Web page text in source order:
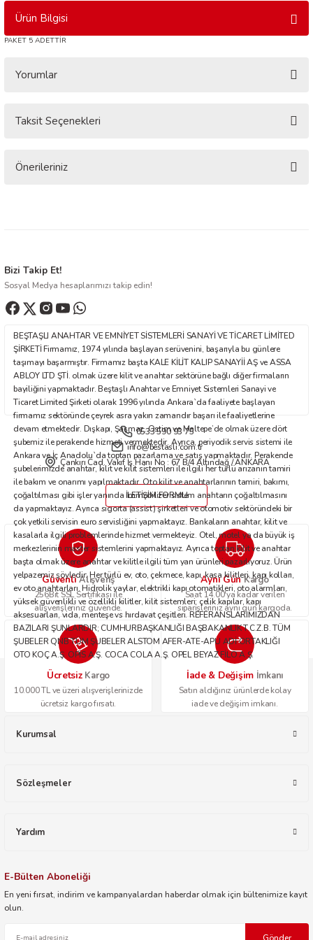
Ürün Bilgisi
PAKET 5 ADETTİR
Yorumlar
Bu ürüne ilk yorumu siz yapın!
Taksit Seçenekleri
Önerileriniz
Ürün resmi kalitesiz, bozuk veya görüntülenemiyor.
Ürün açıklamasında eksik bilgiler bulunuyor.
Ürün bilgilerinde hatalar bulunuyor.
Bu ürüne benzer farklı alternatifler olmalı.
Gönder
Bizi Takip Et!
Sosyal Medya hesaplarımızı takip edin!
BEŞTAŞLI ANAHTAR VE EMNİYET SİSTEMLERİ SANAYİ VE TİCARET LİMİTED
ŞİRKETİ Firmamız, 1974 yılında başlayan serüvenini, başarıyla bu günlere
taşımayı başarmıştır. Firmamız başta KALE KİLİT KALIP SANAYİİ AŞ ve ASSA
ABLOY LTD ŞTİ. olmak üzere kilit ve anahtar sektörüne bağlı diğer firmaların
bayiliğini yapmaktadır. Beştaşlı Anahtar ve Emniyet Sistemleri Sanayi ve
Ticaret Limited Şirketi olarak 1996 yılında Ankara`da faaliyete başlayan
firmamız sektöründe çeyrek asra yakın zamandır başarı ile faaliyetlerine
devam etmektedir. Dışkapı, Şaşmaz, Ostim ve Maltepe’de olmak üzere dört
şubemiz ile perakende hizmeti vermektedir. Ayrıca, periyodik servis sistemi ile
Ankara ve İç Anadolu`da toptan pazarlama ve satış yapmaktadır. Perakende
şubelerimizde anahtar, kilit ve kilit sistemleri ile ilgili her türlü arızanın tamiri
ile bakım ve onarımı yapılmaktadır. Oto kilit ve anahtarlarının tamiri, bakımı,
çoğaltılması gibi işler yanında immobilizer sistem anahtarın çoğaltılmasını
da yapmaktayız. Ayrıca sigorta (assist) şirketleri ve otomotiv sektöründeki bir
çok yetkili servisin euro servisliğini yapmaktayız. Bankaların anahtar, kilit ve
kasalarla ilgili problemlerinde hizmet vermekteyiz. Otel, motel ya da büyük iş
merkezlerinin master sistemlerini yapmaktayız. Ayrıca toptan kilit ve anahtar
başta olmak üzere anahtar ve kilitle ilgili tüm yan ürünleri pazarlıyoruz. Ürün
yelpazemiz şöyledir: Her türlü ev, oto, çekmece, kapı, kasa kilitleri, kapı kolları,
ev oto anahtarları. Hidrolik yaylar, elektrikli kapı otomatikleri, oto alarmları,
yüksek güvenlikli ve özellikli kilitler, kilit sistemleri; çelik kapılar, kapı
aksesuarları, vida, menteşe vs hırdavat çeşitleri. REFERANSLARIMIZDAN
BAZILARI ŞUNLARDIR; CUMHURBAŞKANLIĞI BAŞBAKANLIK T.C.Z.B. TÜM
ŞUBELER QNB TÜM ŞUBELER ALSTOM AFER-ATE-APU ADİ ORTAKLIĞI
OTO KOÇ A.Ş. OPİS A.Ş. COCA COLA A.Ş. OPEL BEYAZ FİLO A.Ş.
0533 590 93 75
info@bestasli.com.tr
Çankırı Cad. Vakıf İş Hanı No : 67 B/4 Altındağ / ANKARA
İLETİŞİM FORMU
GüvenliAlışveriş
256Bit SSL Sertifikası ile
alışverişleriniz güvende.
Aynı GünKargo
Saat 14.00'ya kadar verilen
siparişleriniz aynı gün kargoda.
Ücretsiz Kargo
10.000 TL ve üzeri alışverişlerinizde
ücretsiz kargo fırsatı.
İade & Değişim İmkanı
Satın aldığınız ürünlerde kolay
iade ve değişim imkanı.
Kurumsal
Sözleşmeler
Yardım
E-Bülten Aboneliği
En yeni fırsat, indirim ve kampanyalardan haberdar olmak için bültenimize kayıt
olun.
Gönder